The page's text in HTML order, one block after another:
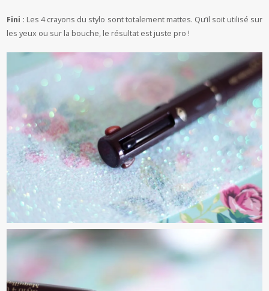
Fini : Les 4 crayons du stylo sont totalement mattes. Qu’il soit utilisé sur
les yeux ou sur la bouche, le résultat est juste pro !